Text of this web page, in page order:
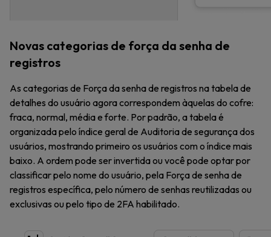
Novas categorias de força da senha de
registros
As categorias de Força da senha de registros na tabela de
detalhes do usuário agora correspondem àquelas do cofre:
fraca, normal, média e forte. Por padrão, a tabela é
organizada pelo índice geral de Auditoria de segurança dos
usuários, mostrando primeiro os usuários com o índice mais
baixo. A ordem pode ser invertida ou você pode optar por
classificar pelo nome do usuário, pela Força de senha de
registros específica, pelo número de senhas reutilizadas ou
exclusivas ou pelo tipo de 2FA habilitado.